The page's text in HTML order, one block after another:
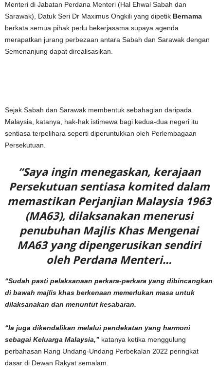
Menteri di Jabatan Perdana Menteri (Hal Ehwal Sabah dan
Sarawak), Datuk Seri Dr Maximus Ongkili yang dipetik Bernama
berkata semua pihak perlu bekerjasama supaya agenda
merapatkan jurang perbezaan antara Sabah dan Sarawak dengan
Semenanjung dapat direalisasikan.
Sejak Sabah dan Sarawak membentuk sebahagian daripada
Malaysia, katanya, hak-hak istimewa bagi kedua-dua negeri itu
sentiasa terpelihara seperti diperuntukkan oleh Perlembagaan
Persekutuan.
“Saya ingin menegaskan, kerajaan
Persekutuan sentiasa komited dalam
memastikan Perjanjian Malaysia 1963
(MA63), dilaksanakan menerusi
penubuhan Majlis Khas Mengenai
MA63 yang dipengerusikan sendiri
oleh Perdana Menteri…
“Sudah pasti pelaksanaan perkara-perkara yang dibincangkan
di bawah majlis khas berkenaan memerlukan masa untuk
dilaksanakan dan menuntut kesabaran.
“Ia juga dikendalikan melalui pendekatan yang harmoni
sebagai Keluarga Malaysia,” katanya ketika menggulung
perbahasan Rang Undang-Undang Perbekalan 2022 peringkat
dasar di Dewan Rakyat semalam.